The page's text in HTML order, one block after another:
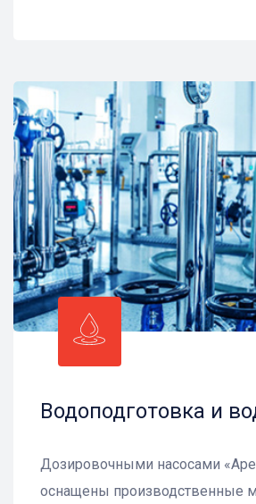
Водоподготовка и
Дозировочными насосами
оснащены производственные